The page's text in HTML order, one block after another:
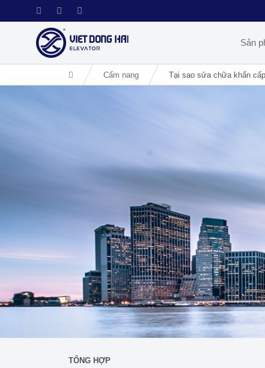
Sản
Cẩm nang Tại sao sửa chữa khẩn
TỔNG HỢP